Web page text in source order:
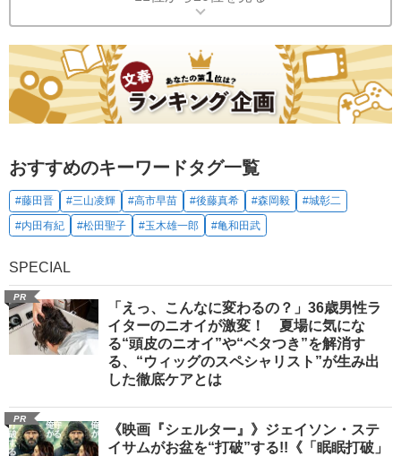
おすすめのキーワードタグ一覧
#藤田晋 #三山凌輝 #高市早苗 #後藤真希 #森岡毅
#城彰二
#内田有紀
#松田聖子 #玉木雄一郎 #亀和田武
SPECIAL
PR
「えっ、こんなに変わるの？」36歳男性ラ
イターのニオイが激変！ 夏場に気にな
る“頭皮のニオイ”や“ベタつき”を解消す
る、“ウィッグのスペシャリスト”が生み出
した徹底ケアとは
PR
《映画『シェルター』》ジェイソン・ステ
イサムがお盆を“打破”する!!《「眠眠打破」